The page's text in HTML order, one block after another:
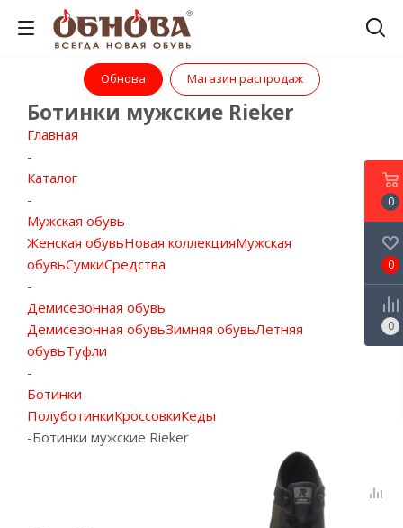
Обнова Магазин распродаж
Ботинки мужские Rieker
Главная
-
Каталог
-
Мужская обувь
Женская обувьНовая коллекцияМужская
обувьСумкиСредства
-
Демисезонная обувь
Демисезонная обувьЗимняя обувьЛетняя
обувьТуфли
-
Ботинки
ПолуботинкиКроссовкиКеды
-Ботинки мужские Rieker
0
0
0